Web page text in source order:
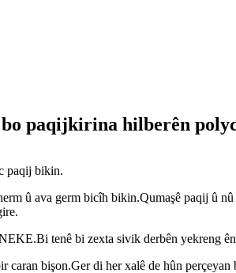
paqijkirina hilberên
paqij bikin.
û ava germ bicîh bikin.Qumaşê paqij û
tenê bi zexta sivik derbên yekreng
caran bişon.Ger di her xalê de hûn